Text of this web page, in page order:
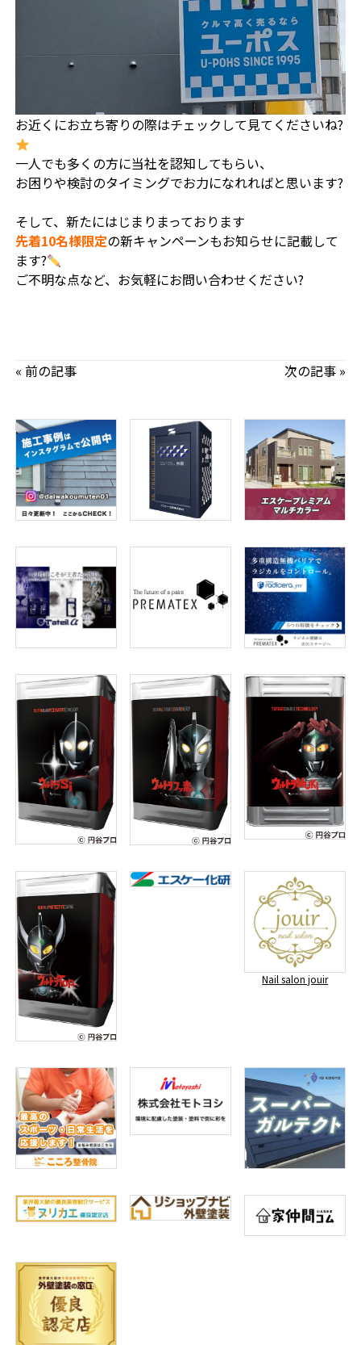
Nail salon jouir
お近くにお立ち寄りの際はチェックして見てくださいね?
一人でも多くの方に当社を認知してもらい、
お困りや検討のタイミングでお力になれればと思います?
そして、新たにはじまりまっております
先着10名様限定の新キャンペーンもお知らせに記載して
ます?
ご不明な点など、お気軽にお問い合わせください?
« 前の記事 次の記事 »